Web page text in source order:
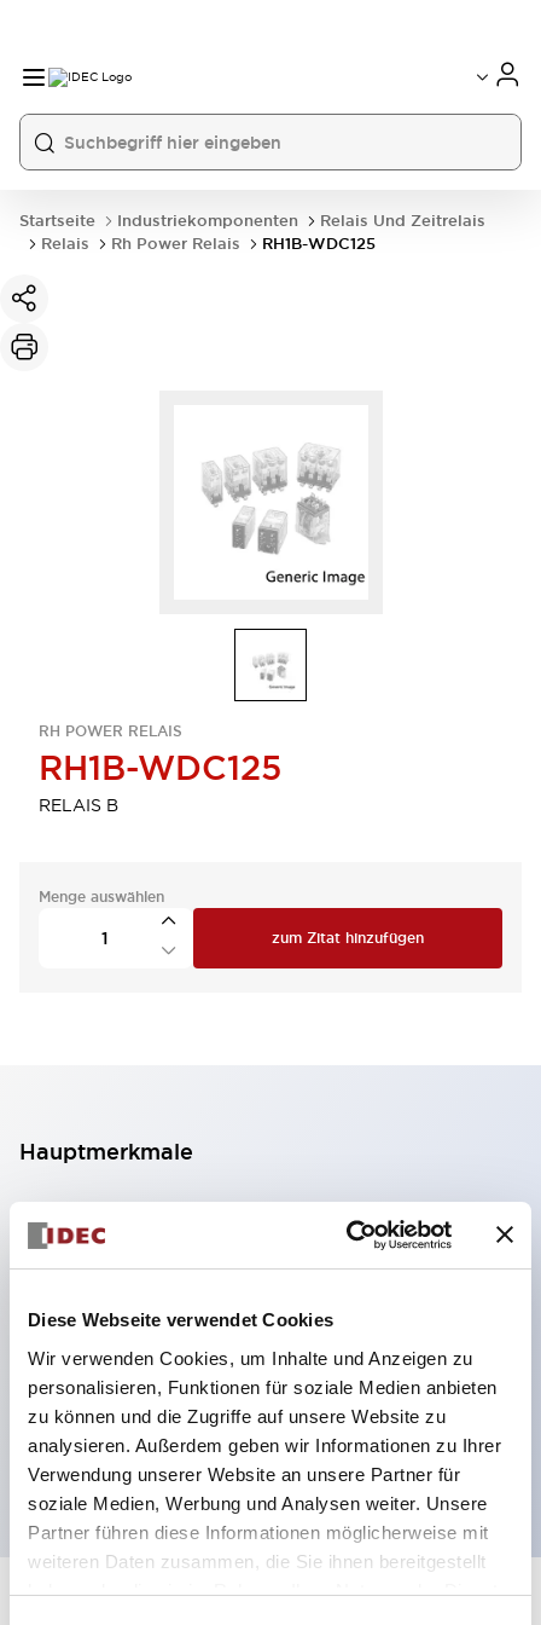
Diese Webseite verwendet Cookies
Wir verwenden Cookies, um Inhalte und Anzeigen zu
personalisieren, Funktionen für soziale Medien anbieten
zu können und die Zugriffe auf unsere Website zu
analysieren. Außerdem geben wir Informationen zu Ihrer
Verwendung unserer Website an unsere Partner für
soziale Medien, Werbung und Analysen weiter. Unsere
Partner führen diese Informationen möglicherweise mit
weiteren Daten zusammen, die Sie ihnen bereitgestellt
haben oder die sie im Rahmen Ihrer Nutzung der Dienste
Startseite Industriekomponenten
Relais Und Zeitrelais
Relais
Rh Power Relais RH1B-WDC125
RH POWER RELAIS
RH1B-WDC125
RELAIS B
Menge auswählen
zum Zitat hinzufügen
Hauptmerkmale
SPDT, DPDT, 3PDT oder 4PDT AgCdO-Kontakte
Auswahl zwischen Steck- oder
Leiterplattenterminals
Optionen umfassen Kontrollleuchte und Prüftaste
Montageoptionen umfassen Top-Montage, DIN-
Fassung oder Frontplattenfassung